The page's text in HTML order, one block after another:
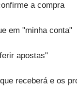
a compra
em "minha conta"
apostas"
receberá e os